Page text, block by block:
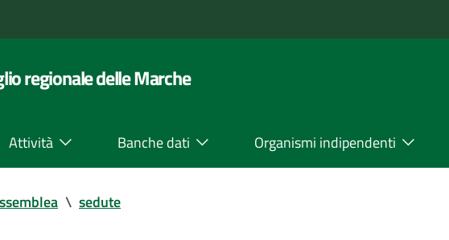
regionale delle Marche
Attività Banche dati Organismi indipendenti
\ sedute